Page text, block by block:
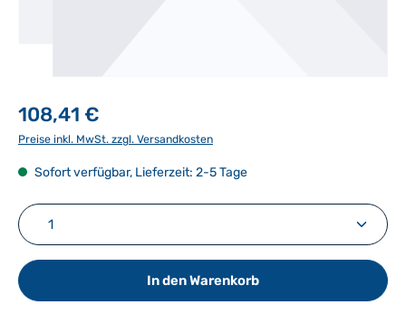
108,41 €
Preise inkl. MwSt. zzgl. Versandkosten
Sofort verfügbar, Lieferzeit: 2-5 Tage
Produkt Anzahl: Gib den gewünschten Wert ein
In den Warenkorb